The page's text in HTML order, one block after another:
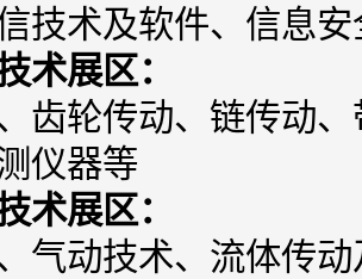
技术及软件、信息安
术展区：
齿轮传动、链传动
仪器等
术展区：
气动技术、流体传